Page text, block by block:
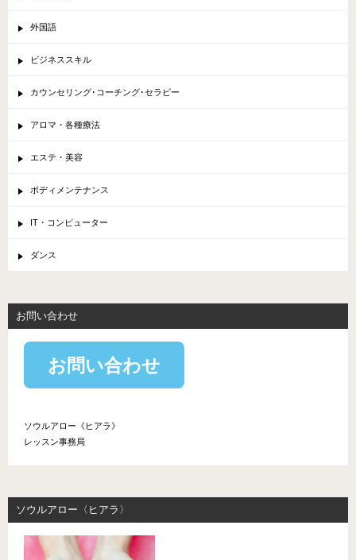
外国語
ビジネススキル
カウンセリング･コーチング･セラピー
アロマ・各種療法
エステ・美容
ボディメンテナンス
IT・コンピューター
ダンス
お問い合わせ
お問い合わせ
ソウルアロー《ヒアラ》
レッスン事務局
ソウルアロー〈ヒアラ〉